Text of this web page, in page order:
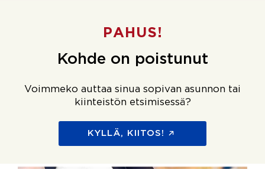
PAHUS!
Kohde on poistunut
Voimmeko auttaa sinua sopivan asunnon tai
kiinteistön etsimisessä?
KYLLÄ, KIITOS!